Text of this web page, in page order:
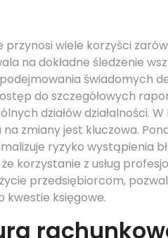
wiele korzyści
na dokładne śledzenie
świadomych
do szczegółowych
działów działalności. W
zmiany jest kluczowa.
ryzyko wystąpienia
korzystanie z usług
przedsiębiorcom,
kwestie księgowe.